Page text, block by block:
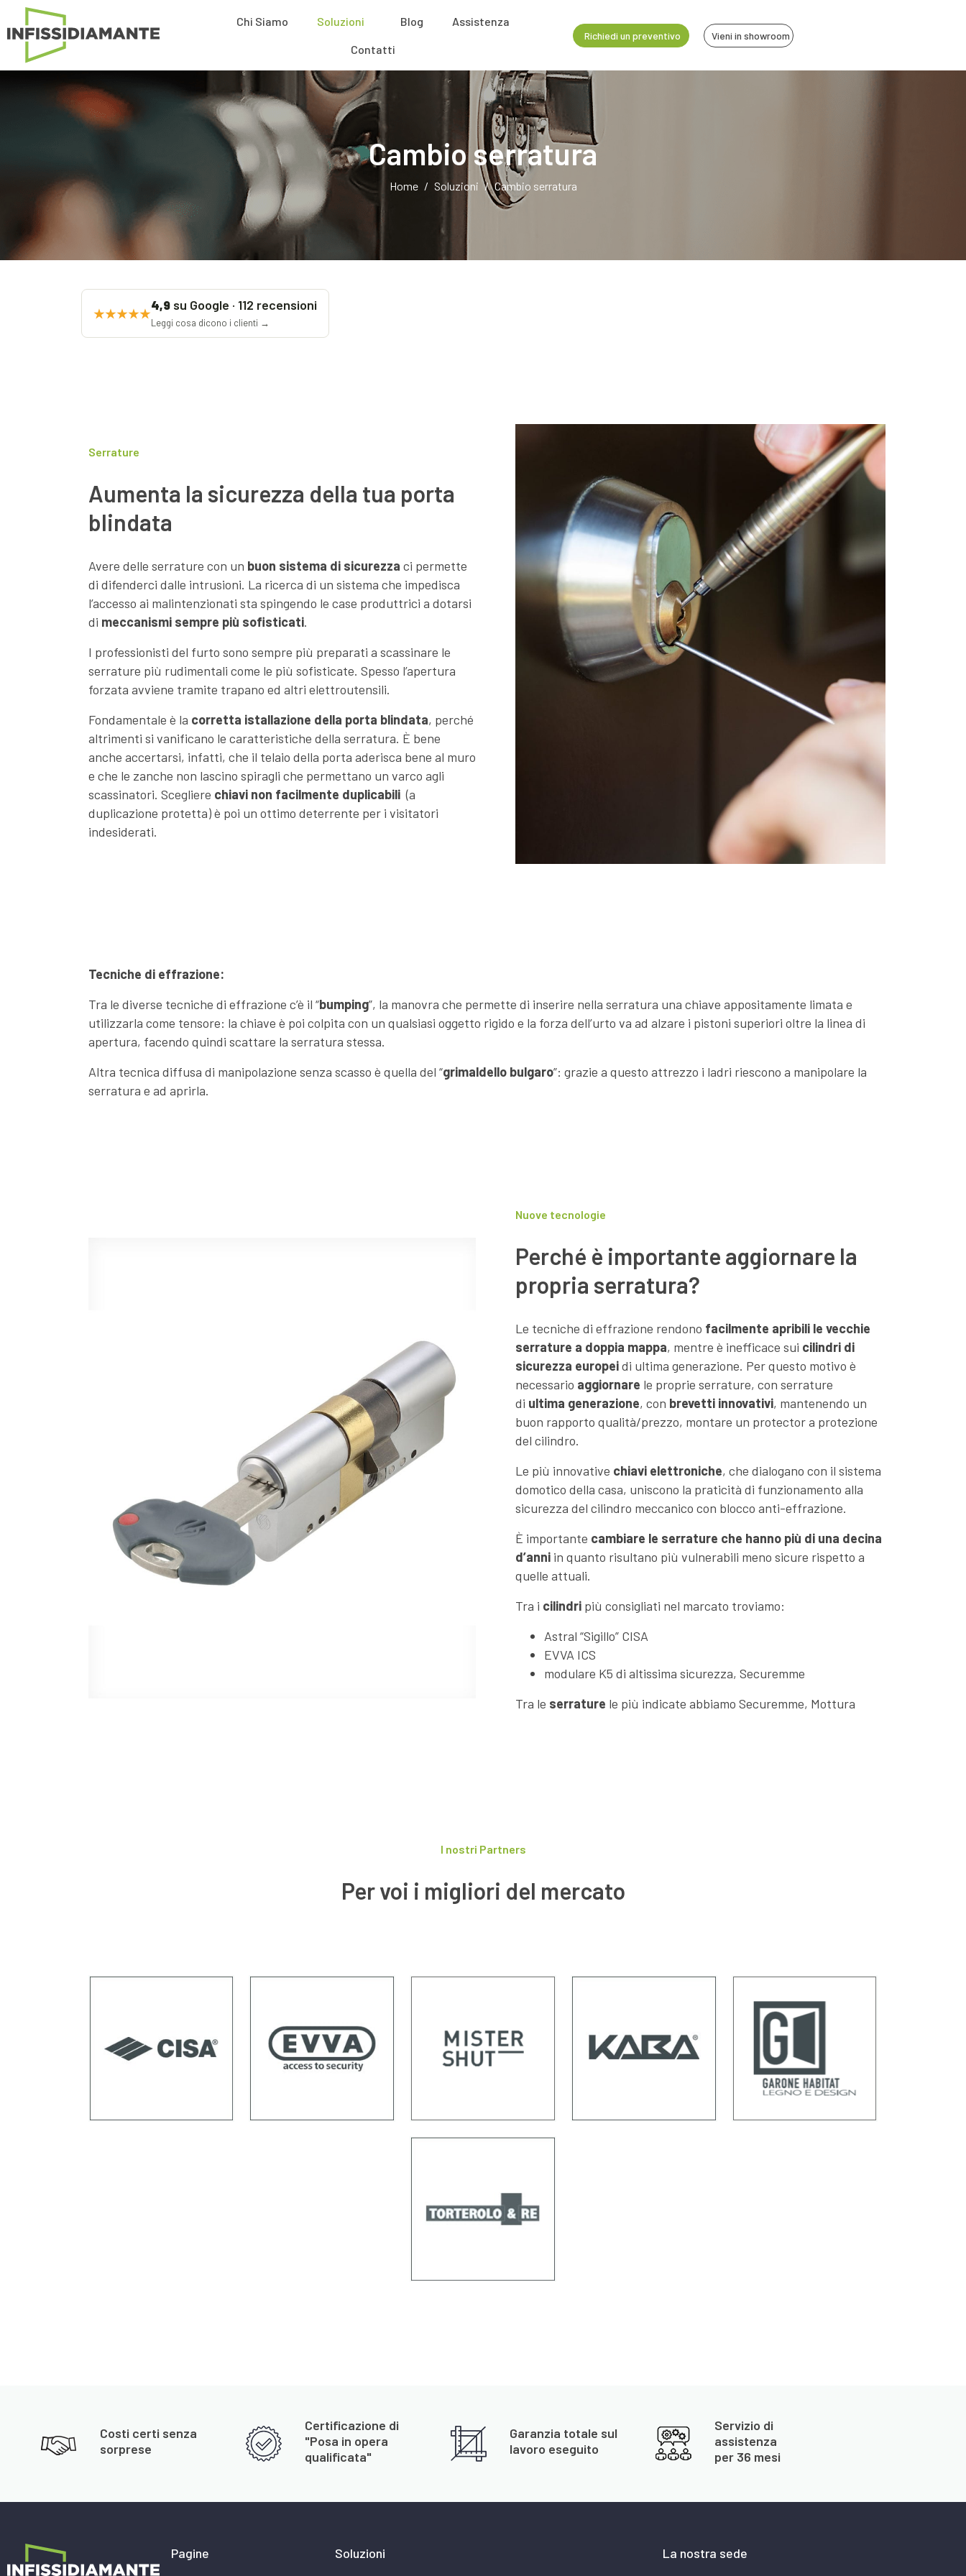
Chi Siamo Soluzioni Blog Assistenza
Contatti
Richiedi un preventivo Vieni in showroom
Cambio serratura
Home Soluzioni Cambio serratura
★★★★★
4,9su Google · 112 recensioni
Leggi cosa dicono i clienti →
Serrature
Aumenta la sicurezza della tua porta
blindata
Avere delle serrature con un buon sistema di sicurezza ci permette
di difenderci dalle intrusioni. La ricerca di un sistema che impedisca
l’accesso ai malintenzionati sta spingendo le case produttrici a dotarsi
di meccanismi sempre più sofisticati.
I professionisti del furto sono sempre più preparati a scassinare le
serrature più rudimentali come le più sofisticate. Spesso l’apertura
forzata avviene tramite trapano ed altri elettroutensili.
Fondamentale è la corretta istallazione della porta blindata, perché
altrimenti si vanificano le caratteristiche della serratura. È bene
anche accertarsi, infatti, che il telaio della porta aderisca bene al muro
e che le zanche non lascino spiragli che permettano un varco agli
scassinatori. Scegliere chiavi non facilmente duplicabili(a
duplicazione protetta) è poi un ottimo deterrente per i visitatori
indesiderati.
Tecniche di effrazione:
Tra le diverse tecniche di effrazione c’è il “bumping”, la manovra che permette di inserire nella serratura una chiave appositamente limata e
utilizzarla come tensore: la chiave è poi colpita con un qualsiasi oggetto rigido e la forza dell’urto va ad alzare i pistoni superiori oltre la linea di
apertura, facendo quindi scattare la serratura stessa.
Altra tecnica diffusa di manipolazione senza scasso è quella del “grimaldello bulgaro”: grazie a questo attrezzo i ladri riescono a manipolare la
serratura e ad aprirla.
Nuove tecnologie
Perché è importante aggiornare la
propria serratura?
Le tecniche di effrazione rendono facilmente apribili le vecchie
serrature a doppia mappa, mentre è inefficace sui cilindri di
sicurezza europeidi ultima generazione. Per questo motivo è
necessario aggiornare le proprie serrature, con serrature
di ultima generazione, con brevetti innovativi, mantenendo un
buon rapporto qualità/prezzo, montare un protector a protezione
del cilindro.
Le più innovative chiavi elettroniche, che dialogano con il sistema
domotico della casa, uniscono la praticità di funzionamento alla
sicurezza del cilindro meccanico con blocco anti-effrazione.
È importante cambiare le serrature che hanno più di una decina
d’anni in quanto risultano più vulnerabili meno sicure rispetto a
quelle attuali.
Tra i cilindri più consigliati nel marcato troviamo:
Astral “Sigillo” CISA
EVVA ICS
modulare K5 di altissima sicurezza, Securemme
Tra le serrature le più indicate abbiamo Securemme, Mottura
I nostri Partners
Per voi i migliori del mercato
Costi certi senza
sorprese
Certificazione di
"Posa in opera
qualificata"
Garanzia totale sul
lavoro eseguito
Servizio di
assistenza
per 36 mesi
Pagine Soluzioni La nostra sede